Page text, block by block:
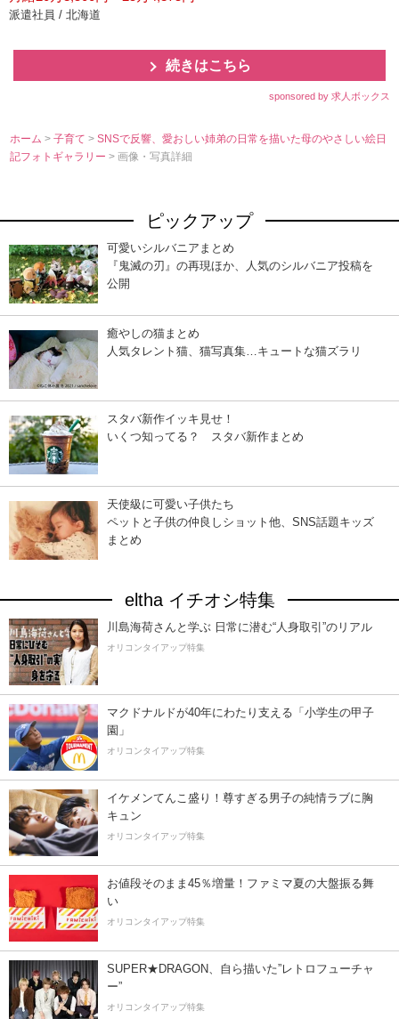
派遣社員 / 北海道
続きはこちら
sponsored by 求人ボックス
ホーム >子育て>SNSで反響、愛おしい姉弟の日常を描いた母のやさしい絵日
記フォトギャラリー> 画像・写真詳細
ピックアップ
可愛いシルバニアまとめ
『鬼滅の刃』の再現ほか、人気のシルバニア投稿を
公開
癒やしの猫まとめ
人気タレント猫、猫写真集…キュートな猫ズラリ
スタバ新作イッキ見せ！
いくつ知ってる？ スタバ新作まとめ
天使級に可愛い子供たち
ペットと子供の仲良しショット他、SNS話題キッズ
まとめ
eltha イチオシ特集
川島海荷さんと学ぶ 日常に潜む“人身取引”のリアル
オリコンタイアップ特集
マクドナルドが40年にわたり支える「小学生の甲子
園」
オリコンタイアップ特集
イケメンてんこ盛り！尊すぎる男子の純情ラブに胸
キュン
オリコンタイアップ特集
お値段そのまま45％増量！ファミマ夏の大盤振る舞
い
オリコンタイアップ特集
SUPER★DRAGON、自ら描いた”レトロフューチャ
ー”
オリコンタイアップ特集